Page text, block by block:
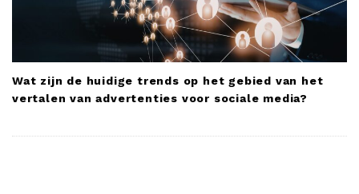
Wat zijn de huidige trends op het gebied van het
vertalen van advertenties voor sociale media?